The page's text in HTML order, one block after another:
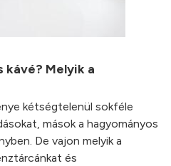
kávé? Melyik a
kétségtelenül sokféle
mások a hagyományos
De vajon melyik a
és